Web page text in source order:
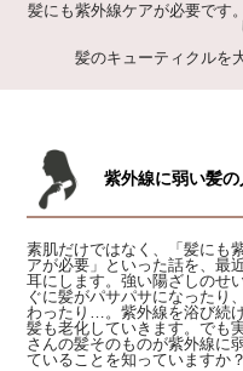
髪にも紫外線ケアが必要です
髪のキューティクルを
紫外線に弱い髪
素肌だけではなく、「髪にも
アが必要」といった話を、最
耳にします。強い陽ざしのせ
ぐに髪がパサパサになったり
わったり…。紫外線を浴び続け
髪も老化していきます。でも
さんの髪そのものが紫外線に
ていることを知っていますか？